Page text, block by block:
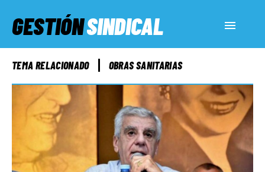
GESTIÓNSINDICAL
ACTUALIDAD
SERVICIOS SOCIALES
INFORMES ESPECIALES
TEMA RELACIONADO OBRAS SANITARIAS